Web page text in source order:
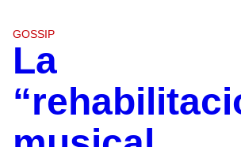
GOSSIP
La